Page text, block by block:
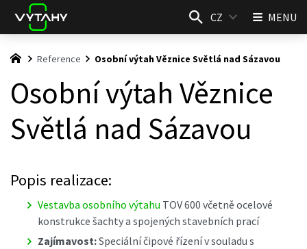
Reference Osobní výtah Věznice Světlá nad Sázavou
Osobní výtah Věznice
Světlá nad Sázavou
Popis realizace:
Vestavba osobního výtahu TOV 600 včetně ocelové
konstrukce šachty a spojených stavebních prací
Zajímavost:Speciální čipové řízení v souladu s
MENU
CZ